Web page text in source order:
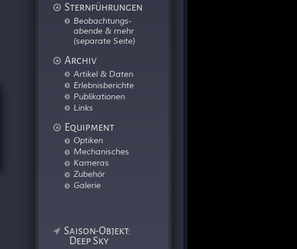
Sternführungen
Beobachtungs-
abende & mehr
(separate Seite)
Archiv
Artikel & Daten
Erlebnisberichte
Publikationen
Links
Equipment
Optiken
Mechanisches
Kameras
Zubehör
Galerie
Saison-Objekt:
Deep Sky